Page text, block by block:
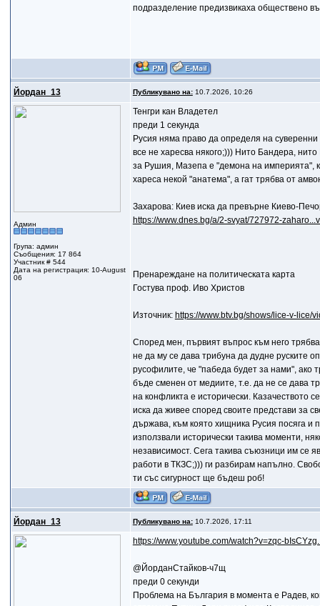
подразделение предизвикаха обществено
Йордан_13 Публикувано на:10.7.2026, 10:26
Админ
Група: админ
Съобщения: 17 864
Участник # 544
Дата на регистрация: 10-August
06
Тенгри кан Владетел
преди 1 секунда
Русия няма право да определя на
все не харесва някого;))) Нито Бандера,
за Рушия, Мазепа е "демона на империята",
хареса некой "анатема", а гат трябва от
Захарова: Киев иска да превърне Киево-
https://www.dnes.bg/a/2-svyat/727972-
Пренареждане на политическата карта
Гостува проф. Иво Христов
Източник: https://www.btv.bg/shows/lice-v-lice/
Според мен, първият въпрос към него
не да му се дава трибуна да дудне руските
русофилите, че "пабеда будет за нами", ако
бъде сменен от медиите, т.е. да не се дава
на конфликта е исторически. Казачеството
иска да живее според своите представи за
държава, към която хищника Русия посяга и
използвали исторически такива моменти,
независимост. Сега такива съюзници им се
работи в ТКЗС;))) ги разбирам напълно.
ти със сигурност ще бъдеш роб!
Йордан_13 Публикувано на:10.7.2026, 17:11
https://www.youtube.com/watch?v=zqc-
@ЙорданСтайков-ч7щ
преди 0 секунди
Проблема на България в момента е Радев,